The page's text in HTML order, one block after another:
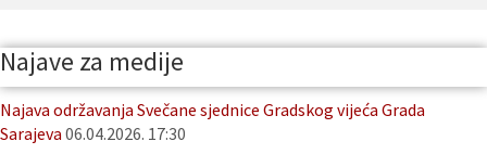
Najave za medije
Najava održavanja Svečane sjednice Gradskog vijeća Grada
Sarajeva 06.04.2026. 17:30